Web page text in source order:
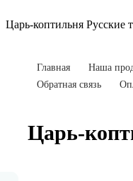
Царь-коптильня Русские
Главная
Наша
Обратная связь
Царь-